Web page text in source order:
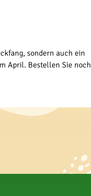
sondern auch ein
April. Bestellen Sie noch